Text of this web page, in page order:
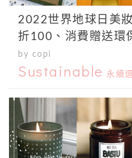
2022世界地球日美
折100、消費贈送環
by copi
Sustainable 永續